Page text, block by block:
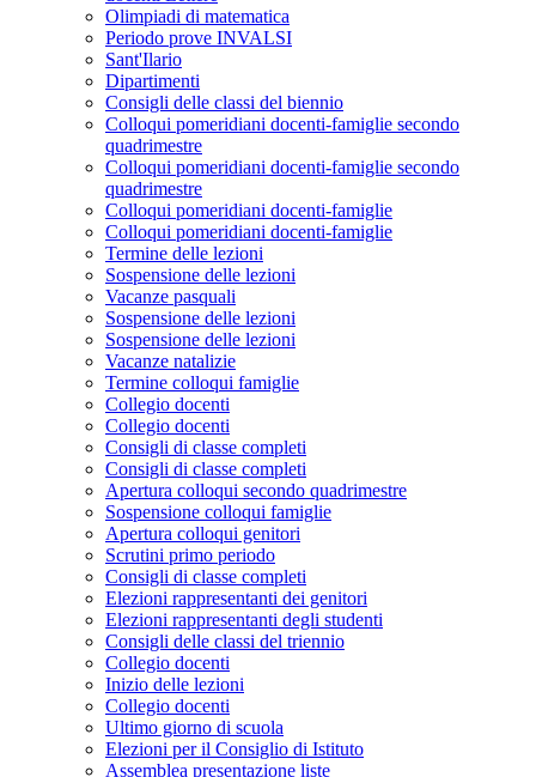
Olimpiadi di matematica
Periodo prove INVALSI
Sant'Ilario
Dipartimenti
Consigli delle classi del biennio
Colloqui pomeridiani docenti-famiglie secondo
quadrimestre
Colloqui pomeridiani docenti-famiglie secondo
quadrimestre
Colloqui pomeridiani docenti-famiglie
Colloqui pomeridiani docenti-famiglie
Termine delle lezioni
Sospensione delle lezioni
Vacanze pasquali
Sospensione delle lezioni
Sospensione delle lezioni
Vacanze natalizie
Termine colloqui famiglie
Collegio docenti
Collegio docenti
Consigli di classe completi
Consigli di classe completi
Apertura colloqui secondo quadrimestre
Sospensione colloqui famiglie
Apertura colloqui genitori
Scrutini primo periodo
Consigli di classe completi
Elezioni rappresentanti dei genitori
Elezioni rappresentanti degli studenti
Consigli delle classi del triennio
Collegio docenti
Inizio delle lezioni
Collegio docenti
Ultimo giorno di scuola
Elezioni per il Consiglio di Istituto
Assemblea presentazione liste